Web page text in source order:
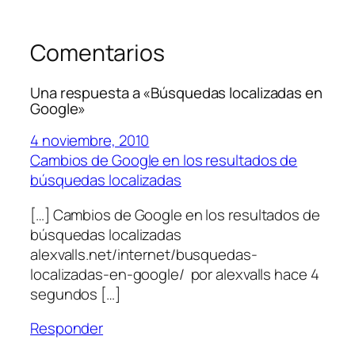
Comentarios
Una respuesta a «Búsquedas localizadas en
Google»
4 noviembre, 2010
Cambios de Google en los resultados de
búsquedas localizadas
[…] Cambios de Google en los resultados de
búsquedas localizadas
alexvalls.net/internet/busquedas-
localizadas-en-google/ por alexvalls hace 4
segundos […]
Responder